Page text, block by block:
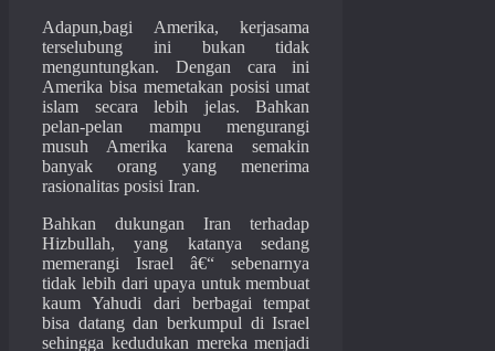
Adapun,bagi Amerika, kerjasama
terselubung ini bukan tidak
menguntungkan. Dengan cara ini
Amerika bisa memetakan posisi umat
islam secara lebih jelas. Bahkan
pelan-pelan mampu mengurangi
musuh Amerika karena semakin
banyak orang yang menerima
rasionalitas posisi Iran.
Bahkan dukungan Iran terhadap
Hizbullah, yang katanya sedang
memerangi Israel â€“ sebenarnya
tidak lebih dari upaya untuk membuat
kaum Yahudi dari berbagai tempat
bisa datang dan berkumpul di Israel
sehingga kedudukan mereka menjadi